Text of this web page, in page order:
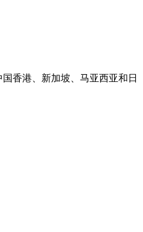
香港、新加坡、马亚西亚和日